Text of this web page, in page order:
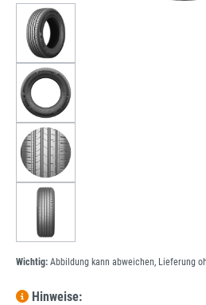
Wichtig: Abbildung kann abweichen, Lieferung
Hinweise: